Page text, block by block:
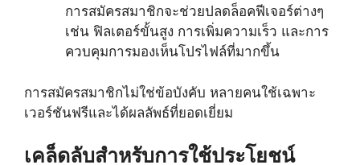
การสมัครสมาชิกจะช่วยปลดล็อคฟีเจอร์ต่างๆ
เช่น ฟิลเตอร์ขั้นสูง การเพิ่มความเร็ว และการ
ควบคุมการมองเห็นโปรไฟล์ที่มากขึ้น
การสมัครสมาชิกไม่ใช่ข้อบังคับ หลายคนใช้เฉพาะ
เวอร์ชันฟรีและได้ผลลัพธ์ที่ยอดเยี่ยม
เคล็ดลับสำหรับการใช้ประโยชน์